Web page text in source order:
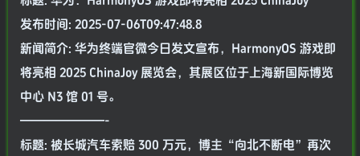
发布时间: 2025-07-06T09:47:48.8
新闻简介: 华为终端官微今日发文宣布，HarmonyOS 游戏即
将亮相 2025 ChinaJoy 展览会，其展区位于上海新国际博览
中心 N3 馆 01 号。
———————-
标题: 被长城汽车索赔 300 万元，博主“向北不断电”再次